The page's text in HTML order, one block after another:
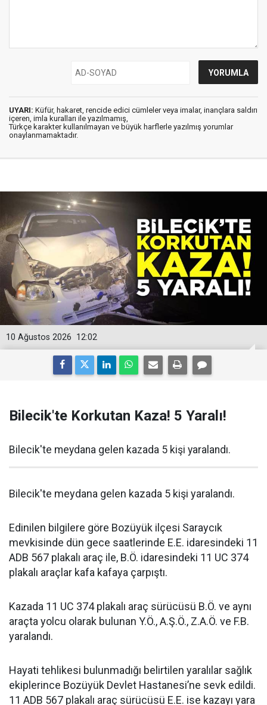
UYARI: Küfür, hakaret, rencide edici cümleler veya imalar, inançlara saldırı
içeren, imla kuralları ile yazılmamış,
Türkçe karakter kullanılmayan ve büyük harflerle yazılmış yorumlar
onaylanmamaktadır.
12:02
10 Ağustos 2026
Bilecik'te Korkutan Kaza! 5 Yaralı!
Bilecik'te meydana gelen kazada 5 kişi yaralandı.
Bilecik'te meydana gelen kazada 5 kişi yaralandı.
Edinilen bilgilere göre Bozüyük ilçesi Saraycık
mevkisinde dün gece saatlerinde E.E. idaresindeki 11
ADB 567 plakalı araç ile, B.Ö. idaresindeki 11 UC 374
plakalı araçlar kafa kafaya çarpıştı.
Kazada 11 UC 374 plakalı araç sürücüsü B.Ö. ve aynı
araçta yolcu olarak bulunan Y.Ö., A.Ş.Ö., Z.A.Ö. ve F.B.
yaralandı.
Hayati tehlikesi bulunmadığı belirtilen yaralılar sağlık
ekiplerince Bozüyük Devlet Hastanesi’ne sevk edildi.
11 ADB 567 plakalı araç sürücüsü E.E. ise kazayı yara